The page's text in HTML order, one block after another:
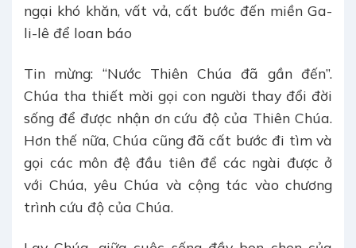
ngại khó khăn, vất vả, cất bước đến miền Ga-
li-lê để loan báo
Tin mừng: “Nước Thiên Chúa đã gần đến”.
Chúa tha thiết mời gọi con người thay đổi đời
sống để được nhận ơn cứu độ của Thiên Chúa.
Hơn thế nữa, Chúa cũng đã cất bước đi tìm và
gọi các môn đệ đầu tiên để các ngài được ở
với Chúa, yêu Chúa và cộng tác vào chương
trình cứu độ của Chúa.